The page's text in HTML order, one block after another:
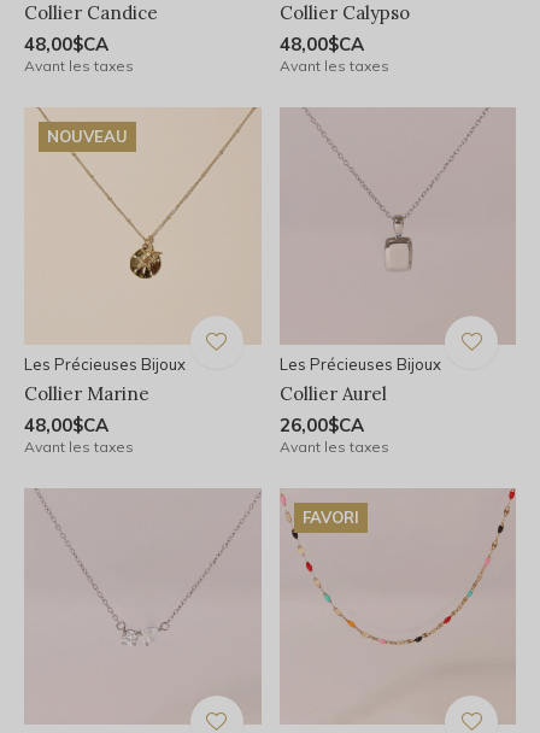
Collier Candice
48,00$CA
Avant les taxes
Collier Calypso
48,00$CA
Avant les taxes
NOUVEAU
Les Précieuses Bijoux
Collier Marine
48,00$CA
Avant les taxes
Les Précieuses Bijoux
Collier Aurel
26,00$CA
Avant les taxes
FAVORI